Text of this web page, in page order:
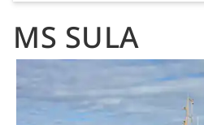
MS SULA